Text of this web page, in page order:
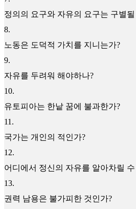
정의의 요구와 자유의 요구는 구별
8.
노동은 도덕적 가치를 지니는가?
9.
자유를 두려워 해야하나?
10.
유토피아는 한낱 꿈에 불과한가?
11 .
국가는 개인의 적인가?
12.
어디에서 정신의 자유를 알아차릴 수
13.
권력 남용은 불가피한 것인가?